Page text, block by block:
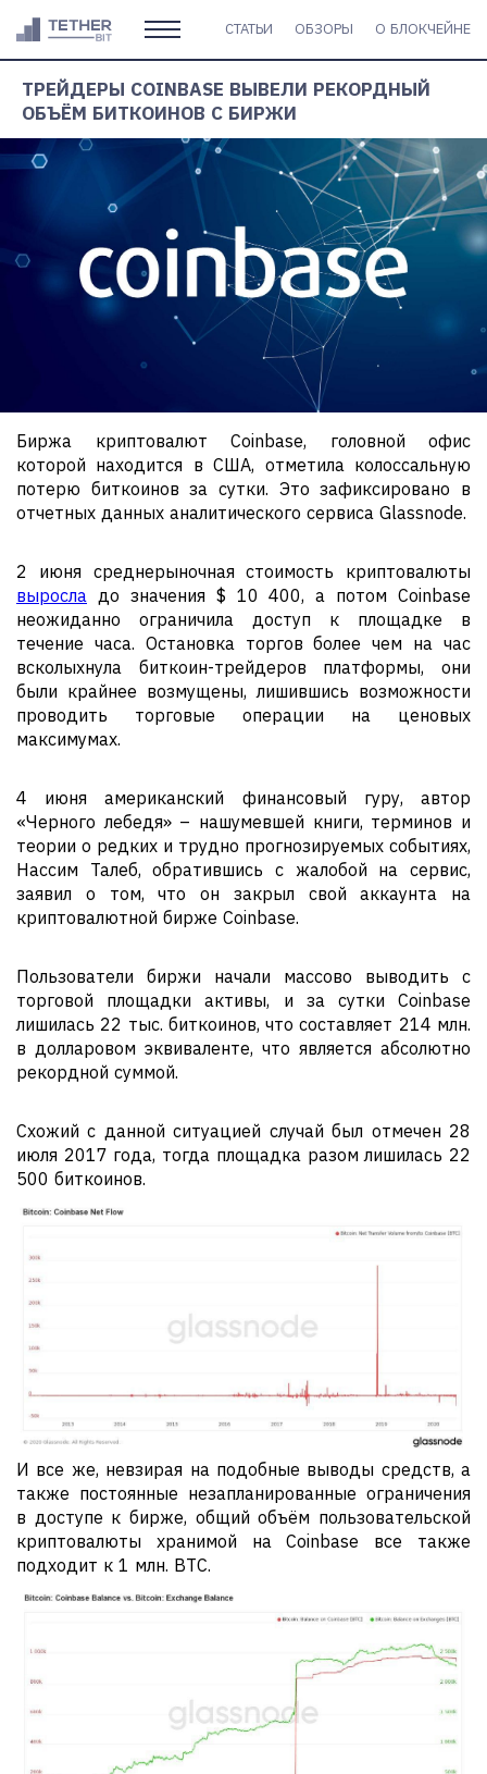
СТАТЬИ ОБЗОРЫ О БЛОКЧЕЙНЕ
ТРЕЙДЕРЫ COINBASE ВЫВЕЛИ РЕКОРДНЫЙ
ОБЪЁМ БИТКОИНОВ С БИРЖИ
Биржа криптовалют Coinbase, головной офис
которой находится в США, отметила колоссальную
потерю биткоинов за сутки. Это зафиксировано в
отчетных данных аналитического сервиса Glassnode.
2 июня среднерыночная стоимость криптовалюты
выросла до значения $ 10 400, а потом Coinbase
неожиданно ограничила доступ к площадке в
течение часа. Остановка торгов более чем на час
всколыхнула биткоин-трейдеров платформы, они
были крайнее возмущены, лишившись возможности
проводить торговые операции на ценовых
максимумах.
4 июня американский финансовый гуру, автор
«Черного лебедя» – нашумевшей книги, терминов и
теории о редких и трудно прогнозируемых событиях,
Нассим Талеб, обратившись с жалобой на сервис,
заявил о том, что он закрыл свой аккаунта на
криптовалютной бирже Coinbase.
Пользователи биржи начали массово выводить с
торговой площадки активы, и за сутки Coinbase
лишилась 22 тыс. биткоинов, что составляет 214 млн.
в долларовом эквиваленте, что является абсолютно
рекордной суммой.
Схожий с данной ситуацией случай был отмечен 28
июля 2017 года, тогда площадка разом лишилась 22
500 биткоинов.
И все же, невзирая на подобные выводы средств, а
также постоянные незапланированные ограничения
в доступе к бирже, общий объём пользовательской
криптовалюты хранимой на Coinbase все также
подходит к 1 млн. ВТС.